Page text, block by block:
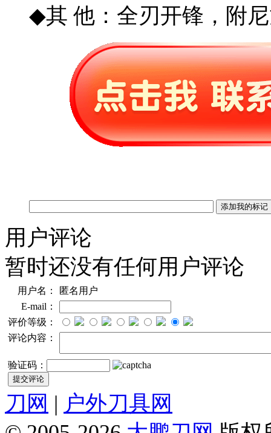
◆其 他：全刃开锋，附
用户评论
暂时还没有任何用户评论
用户名：
匿名用户
E-mail：
评价等级：
评论内容：
验证码：
刀网 | 户外刀具网